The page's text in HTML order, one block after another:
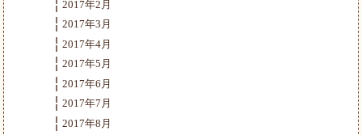
2017年2月
2017年3月
2017年4月
2017年5月
2017年6月
2017年7月
2017年8月